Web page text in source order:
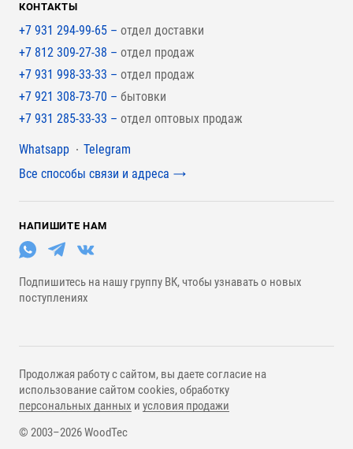
КОНТАКТЫ
+7 931 294-99-65 – отдел доставки
+7 812 309-27-38 – отдел продаж
+7 931 998-33-33 – отдел продаж
+7 921 308-73-70 – бытовки
+7 931 285-33-33 – отдел оптовых продаж
Мессенджеры
Whatsapp
Telegram
Все способы связи и адреса
НАПИШИТЕ НАМ
Подпишитесь на нашу группу ВК, чтобы узнавать о новых
поступлениях
© 2003–2026 WoodTec
Продолжая работу с сайтом, вы даете согласие на
использование сайтом cookies, обработку
персональных данных и условия продажи